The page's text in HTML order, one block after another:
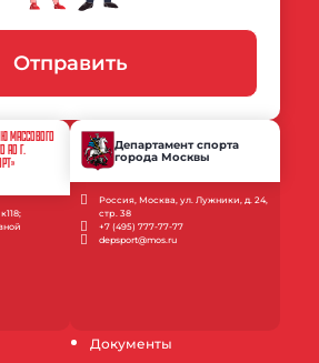
Документы
Отправить
МАССОВОГО
АО Г.
Департамент спорта
города Москвы
Россия, Москва, ул. Лужники, д. 24,
стр. 38
+7 (495) 777-77-77
depsport@mos.ru